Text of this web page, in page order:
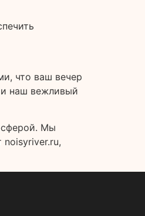
что ваш вечер
и наш вежливый
Мы